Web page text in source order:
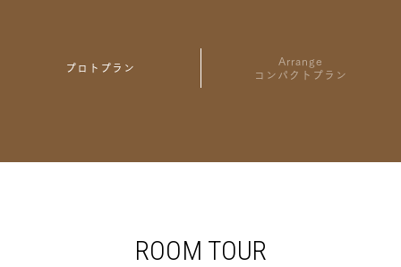
プロトプラン
Arrange
コンパクトプラン
ROOM TOUR